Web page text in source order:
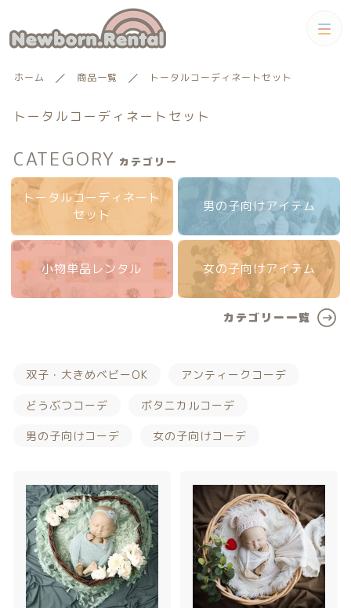
ホーム 商品一覧 トータルコーディネートセット
トータルコーディネートセット
CATEGORY カテゴリー
トータルコーディネート
セット
男の子向けアイテム
小物単品レンタル 女の子向けアイテム
カテゴリー一覧
双子・大きめベビーOK アンティークコーデ
どうぶつコーデ ボタニカルコーデ
男の子向けコーデ 女の子向けコーデ
カテゴリー
トータルコーディネート
セット
男の子向けアイテム
女の子向けアイテム
カテゴリー一覧
ランキング
新着商品
すべて
トータルコーディネートセット
男の子向けアイテム
小物単品レンタル
女の子向けアイテム
バースデーセット
NEW!!
プロの肌補正
全てのアイテム
絞り込み検索
子カテゴリー
価格帯
その他
並び順